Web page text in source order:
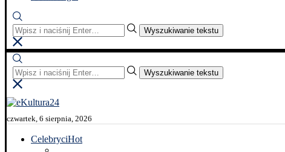
Wyszukiwanie tekstu
Wyszukiwanie tekstu
czwartek, 6 sierpnia, 2026
CelebryciHot